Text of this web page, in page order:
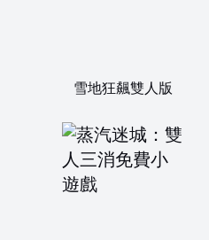
雪地狂飆雙人版